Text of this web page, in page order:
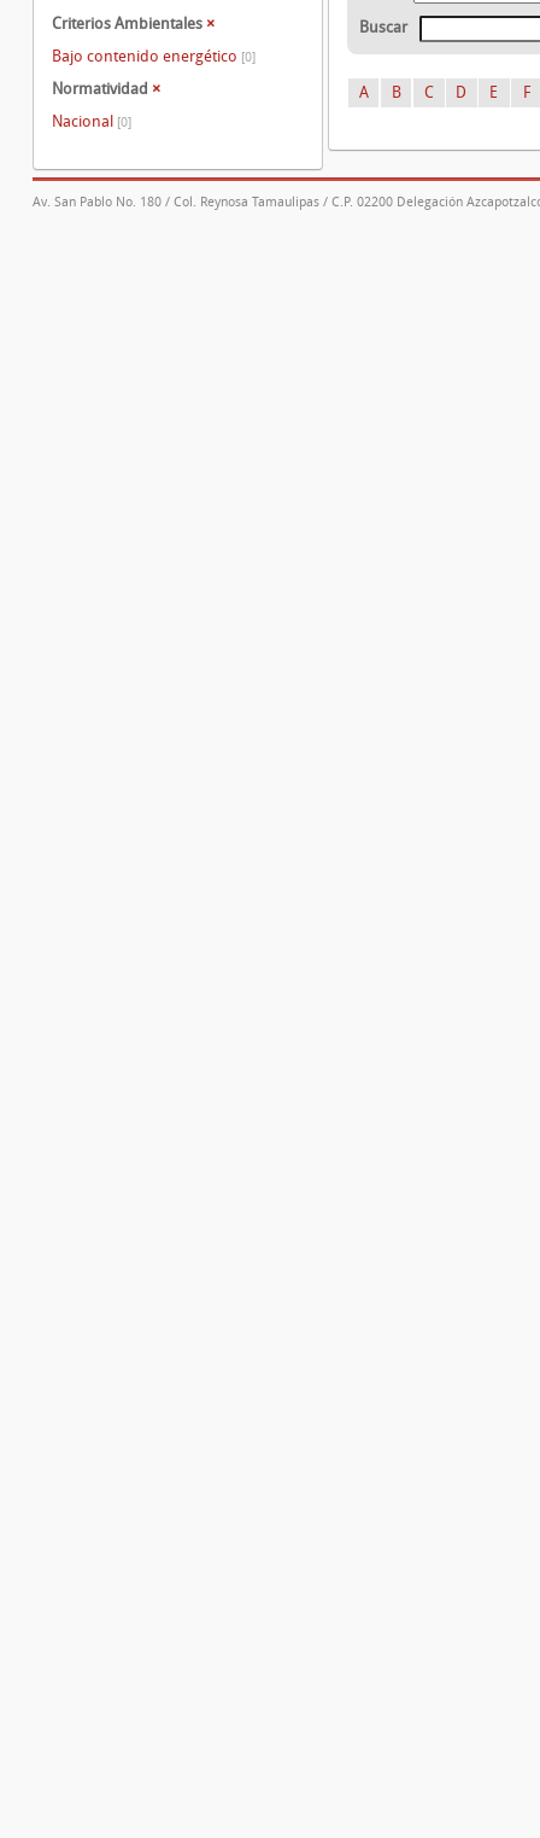
Buscar
A B C D E F
Criterios Ambientales ×
Bajo contenido energético [0]
Normatividad ×
Nacional [0]
Av. San Pablo No. 180 / Col. Reynosa Tamaulipas / C.P. 02200 Delegación